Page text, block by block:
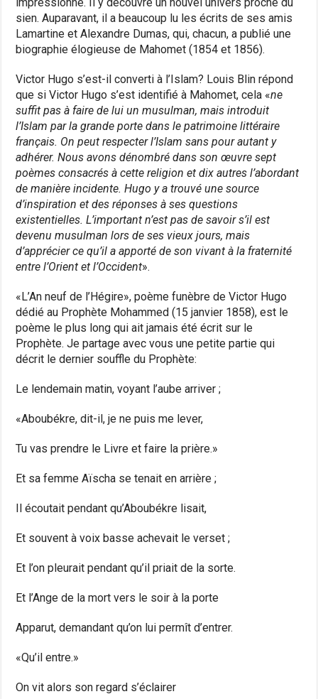
sien. Auparavant, il a beaucoup lu les écrits de ses amis
Lamartine et Alexandre Dumas, qui, chacun, a publié une
biographie élogieuse de Mahomet (1854 et 1856).
Victor Hugo s’est-il converti à l’Islam? Louis Blin répond
que si Victor Hugo s’est identifié à Mahomet, cela «ne
suffit pas à faire de lui un musulman, mais introduit
l’Islam par la grande porte dans le patrimoine littéraire
français. On peut respecter l’Islam sans pour autant y
adhérer. Nous avons dénombré dans son œuvre sept
poèmes consacrés à cette religion et dix autres l’abordant
de manière incidente. Hugo y a trouvé une source
d’inspiration et des réponses à ses questions
existentielles. L’important n’est pas de savoir s’il est
devenu musulman lors de ses vieux jours, mais
d’apprécier ce qu’il a apporté de son vivant à la fraternité
entre l’Orient et l’Occident».
«L’An neuf de l’Hégire», poème funèbre de Victor Hugo
dédié au Prophète Mohammed (15 janvier 1858), est le
poème le plus long qui ait jamais été écrit sur le
Prophète. Je partage avec vous une petite partie qui
décrit le dernier souffle du Prophète:
Le lendemain matin, voyant l’aube arriver ;
«Aboubékre, dit-il, je ne puis me lever,
Tu vas prendre le Livre et faire la prière.»
Et sa femme Aïscha se tenait en arrière ;
Il écoutait pendant qu’Aboubékre lisait,
Et souvent à voix basse achevait le verset ;
Et l’on pleurait pendant qu’il priait de la sorte.
Et l’Ange de la mort vers le soir à la porte
Apparut, demandant qu’on lui permît d’entrer.
«Qu’il entre.»
On vit alors son regard s’éclairer